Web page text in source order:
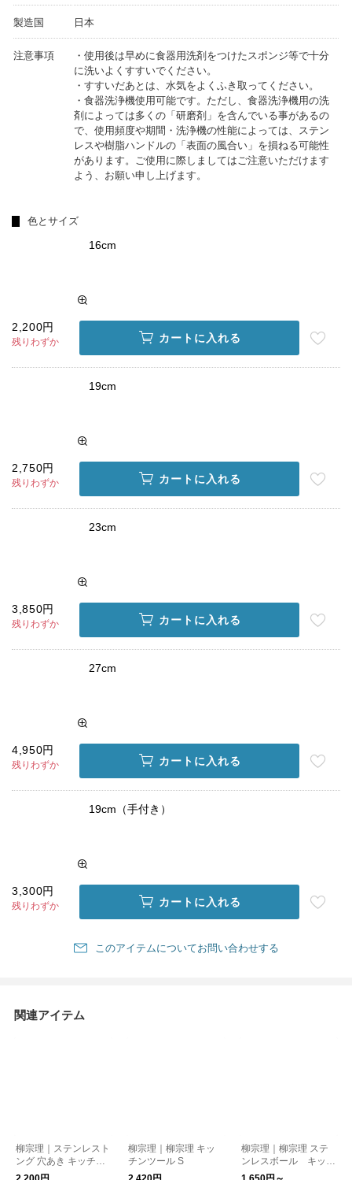
製造国 日本
注意事項
・使用後は早めに食器用洗剤をつけたスポンジ等で十分
に洗いよくすすいでください。
・すすいだあとは、水気をよくふき取ってください。
・食器洗浄機使用可能です。ただし、食器洗浄機用の洗
剤によっては多くの「研磨剤」を含んでいる事があるの
で、使用頻度や期間・洗浄機の性能によっては、ステン
レスや樹脂ハンドルの「表面の風合い」を損ねる可能性
があります。ご使用に際しましてはご注意いただけます
よう、お願い申し上げます。
色とサイズ
16cm
2,200円
残りわずか カートに入れる
19cm
2,750円
残りわずか カートに入れる
23cm
3,850円
残りわずか カートに入れる
27cm
4,950円
残りわずか カートに入れる
19cm（手付き）
3,300円
残りわずか カートに入れる
このアイテムについてお問い合わせする
関連アイテム
柳宗理｜ステンレスト
ング 穴あき キッチン
用品 日本製
柳宗理｜柳宗理 キッ
チンツール S
柳宗理｜柳宗理 ステ
ンレスボール キッチ
ン用品 日本製 ギフト